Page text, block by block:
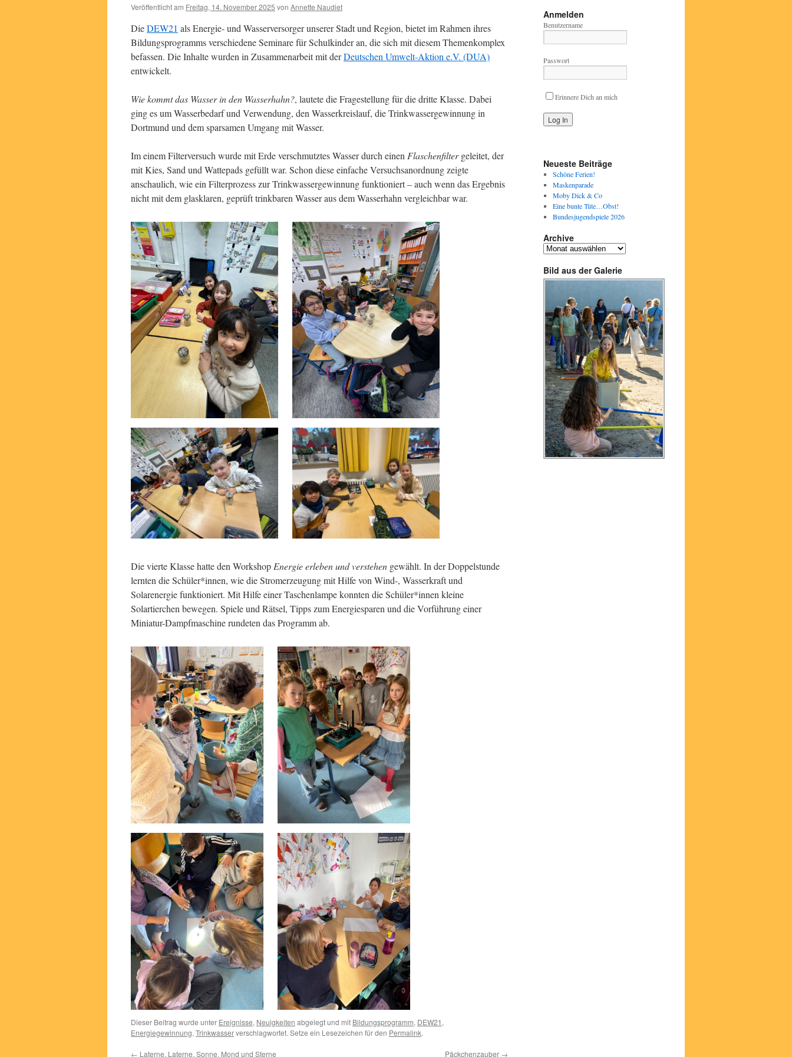
Veröffentlicht am Freitag, 14. November 2025 von Annette Naudiet
DieDEW21 als Energie- und Wasserversorger unserer Stadt und Region, bietet im Rahmen ihres
Bildungsprogramms verschiedene Seminare für Schulkinder an, die sich mit diesem Themenkomplex
befassen. Die Inhalte wurden in Zusammenarbeit mit derDeutschen Umwelt-Aktion e.V. (DUA)
entwickelt.
Wie kommt das Wasser in den Wasserhahn?, lautete die Fragestellung für die dritte Klasse. Dabei
ging es um Wasserbedarf und Verwendung, den Wasserkreislauf, die Trinkwassergewinnung in
Dortmund und dem sparsamen Umgang mit Wasser.
Im einem Filterversuch wurde mit Erde verschmutztes Wasser durch einen Flaschenfiltergeleitet, der
mit Kies, Sand und Wattepads gefüllt war. Schon diese einfache Versuchsanordnung zeigte
anschaulich, wie ein Filterprozess zur Trinkwassergewinnung funktioniert – auch wenn das Ergebnis
nicht mit dem glasklaren, geprüft trinkbaren Wasser aus dem Wasserhahn vergleichbar war.
Die vierte Klasse hatte den Workshop Energie erleben und verstehen gewählt. In der Doppelstunde
lernten die Schüler*innen, wie die Stromerzeugung mit Hilfe von Wind-, Wasserkraft und
Solarenergie funktioniert. Mit Hilfe einer Taschenlampe konnten die Schüler*innen kleine
Solartierchen bewegen. Spiele und Rätsel, Tipps zum Energiesparen und die Vorführung einer
Miniatur-Dampfmaschine rundeten das Programm ab.
Dieser Beitrag wurde unter Ereignisse, Neuigkeiten abgelegt und mit Bildungsprogramm, DEW21 ,
Energiegewinnung, Trinkwasserverschlagwortet. Setze ein Lesezeichen für den Permalink.
← Laterne, Laterne, Sonne, Mond und Sterne Päckchenzauber →
Anmelden
Benutzername
Passwort
Erinnere Dich an mich
Neueste Beiträge
Schöne Ferien!
Maskenparade
Moby Dick & Co
Eine bunte Tüte…Obst!
Bundesjugendspiele 2026
Archive
Archive
Bild aus der Galerie